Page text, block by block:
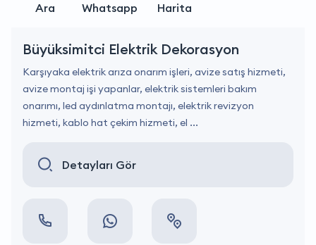
Ara Whatsapp Harita
Büyüksimitci Elektrik Dekorasyon
Karşıyaka elektrik arıza onarım işleri, avize satış hizmeti,
avize montaj işi yapanlar, elektrik sistemleri bakım
onarımı, led aydınlatma montajı, elektrik revizyon
hizmeti, kablo hat çekim hizmeti, el ...
Detayları Gör